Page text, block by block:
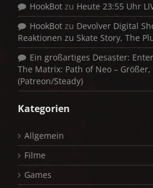
HookBot zu Heute 23:55 Uhr
HookBot zu Devolver Digital
Reaktionen zu Skate Story, The
Ein großartiges Desaster:
The Matrix: Path of Neo –
(Patreon/Steady)
Kategorien
Allgemein
Filme
Games